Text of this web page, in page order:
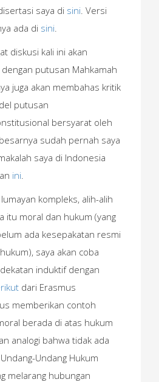
saya di sini. Versi
ada di sini.
diskusi kali ini akan
putusan Mahkamah
juga akan membahas kritik
putusan
bersyarat oleh
sudah pernah saya
saya di Indonesia
ini.
kompleks, alih-alih
itu moral dan hukum (yang
ada kesepakatan resmi
saya akan coba
induktif dengan
dari Erasmus
memberikan contoh
berada di atas hukum
analogi bahwa tidak ada
Undang Hukum
melarang hubungan